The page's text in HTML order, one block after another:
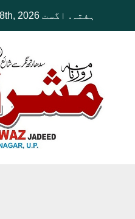
ہفتہ. اگست 8th, 2026